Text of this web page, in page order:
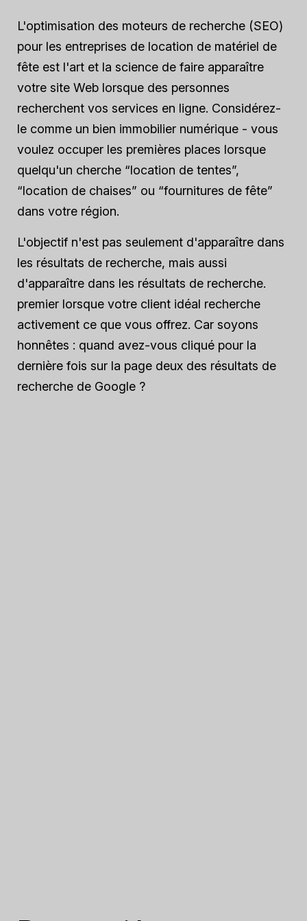
L'optimisation des moteurs de recherche (SEO)
pour les entreprises de location de matériel de
fête est l'art et la science de faire apparaître
votre site Web lorsque des personnes
recherchent vos services en ligne. Considérez-
le comme un bien immobilier numérique - vous
voulez occuper les premières places lorsque
quelqu'un cherche “location de tentes”,
“location de chaises” ou “fournitures de fête”
dans votre région.
L'objectif n'est pas seulement d'apparaître dans
les résultats de recherche, mais aussi
d'apparaître dans les résultats de recherche.
premier lorsque votre client idéal recherche
activement ce que vous offrez. Car soyons
honnêtes : quand avez-vous cliqué pour la
dernière fois sur la page deux des résultats de
recherche de Google ?